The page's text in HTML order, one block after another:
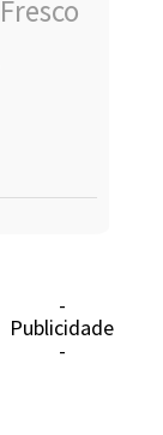
-
Publicidade
-